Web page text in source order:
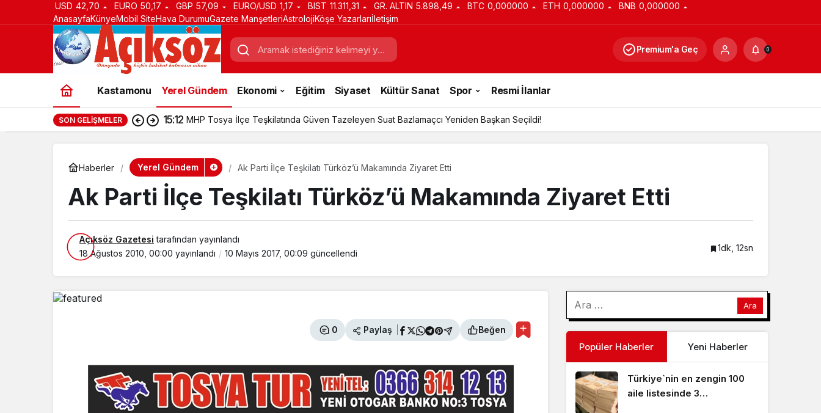
USD 42,70 EURO 50,17 GBP 57,09 EURO/USD 1,17 BIST 11.311,31 GR. ALTIN 5.898,49 BTC 0,000000 ETH 0,000000 BNB 0,000000
AnasayfaKünyeMobil SiteHava DurumuGazete ManşetleriAstrolojiKöşe Yazarlarıİletişim
Premium'a Geç 0
Kastamonu Yerel Gündem Ekonomi Eğitim Siyaset Kültür Sanat Spor Resmi İlanlar
SON GELIŞMELER 15:12 MHP Tosya İlçe Teşkilatında Güven Tazeleyen Suat Bazlamaçcı Yeniden Başkan Seçildi!
Haberler Yerel Gündem Ak Parti İlçe Teşkilatı Türköz’ü Makamında Ziyaret Etti
Ak Parti İlçe Teşkilatı Türköz’ü Makamında Ziyaret Etti
Açıksöz Gazetesi tarafından yayınlandı
18 Ağustos 2010, 00:00 yayınlandı 10 Mayıs 2017, 00:09 güncellendi
1dk, 12sn
0 Paylaş Beğen
Popüler Haberler Yeni Haberler
Türkiye`nin en zengin 100
aile listesinde 3